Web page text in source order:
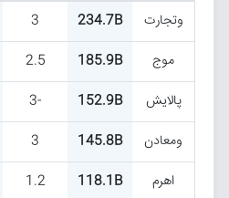
دبالک
254.1M
3
وتجارت
239.5M
3
وکغدیر
236.3M
3
سمگا
230.4M
3
هجرت
229.4M
-2.4
وتجارت 234.7B
3
موج
185.9B
2.5
پالایش
152.9B
-3
ومعادن
145.8B
3
اهرم
118.1B
1.2